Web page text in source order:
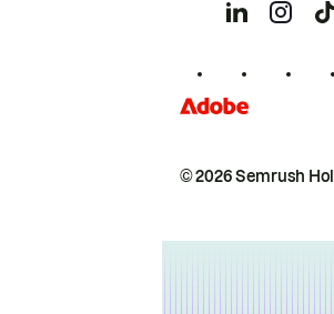
© 2026 Semrush